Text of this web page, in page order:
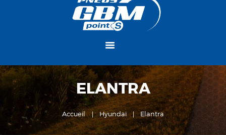
ELANTRA
Accueil Hyundai Elantra
CARRIÈRES
NOUS JOINDRE